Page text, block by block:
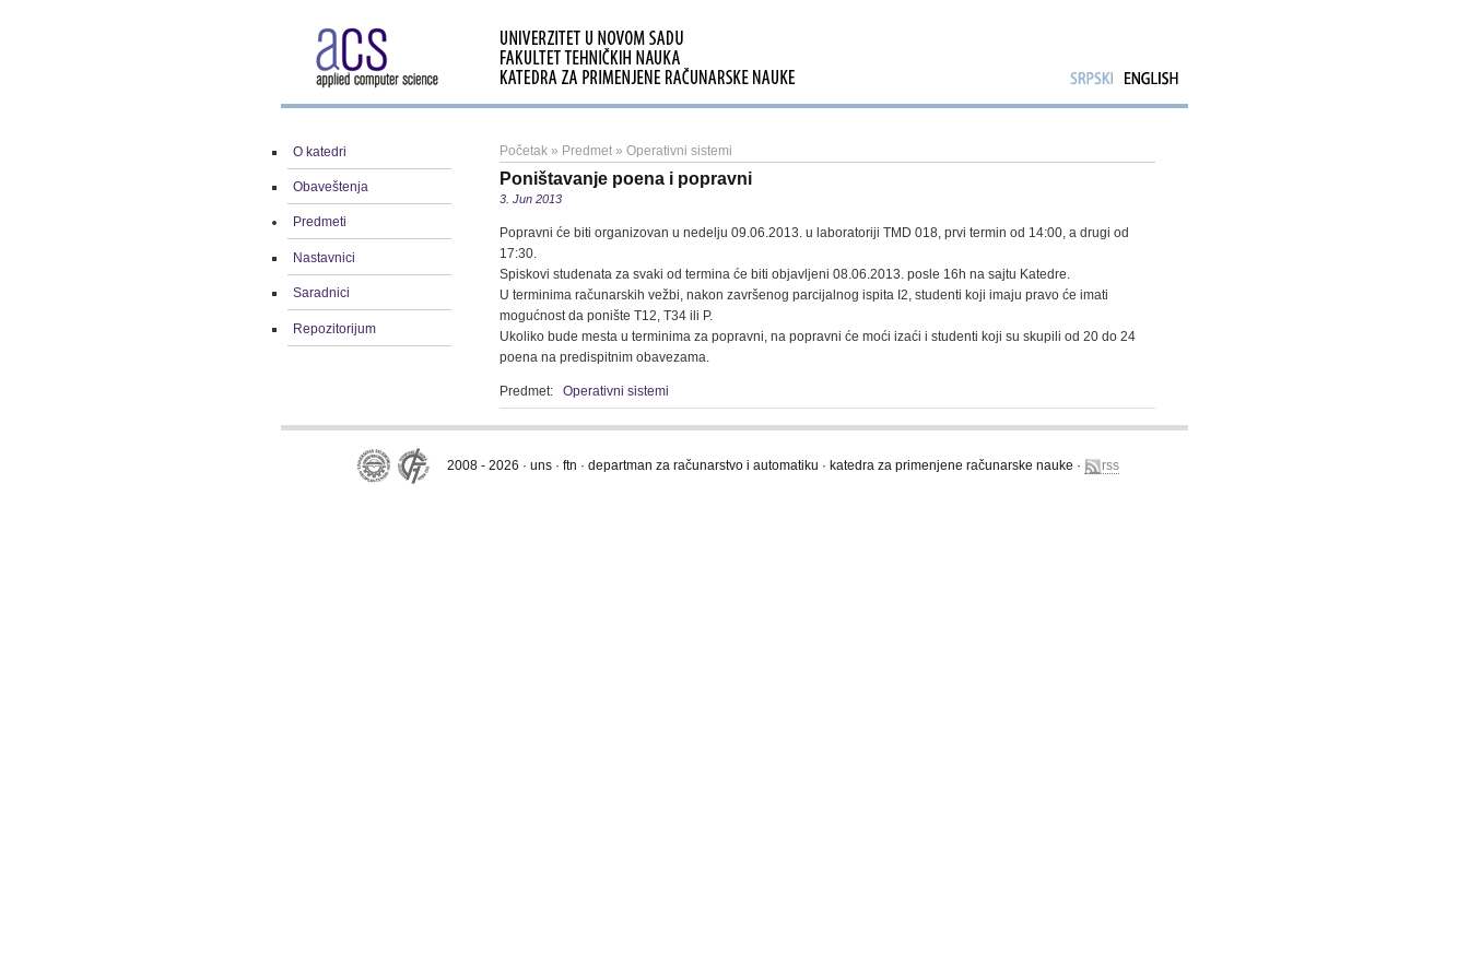
O katedri
Obaveštenja
Predmeti
Nastavnici
Saradnici
Repozitorijum
Početak » Predmet » Operativni sistemi
Poništavanje poena i popravni
3. Jun 2013
Popravni će biti organizovan u nedelju 09.06.2013. u laboratoriji TMD 018, prvi termin od 14:00, a drugi od
17:30.
Spiskovi studenata za svaki od termina će biti objavljeni 08.06.2013. posle 16h na sajtu Katedre.
U terminima računarskih vežbi, nakon završenog parcijalnog ispita I2, studenti koji imaju pravo će imati
mogućnost da ponište T12, T34 ili P.
Ukoliko bude mesta u terminima za popravni, na popravni će moći izaći i studenti koji su skupili od 20 do 24
poena na predispitnim obavezama.
Predmet: Operativni sistemi
2008 - 2026 · uns · ftn · departman za računarstvo i automatiku · katedra za primenjene računarske nauke · rss